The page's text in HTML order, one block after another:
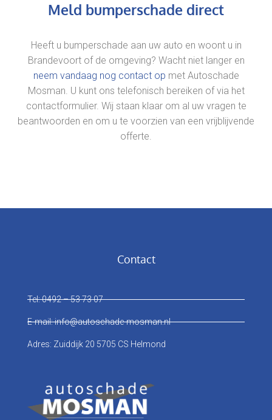
Meld bumperschade direct
Heeft u bumperschade aan uw auto en woont u in
Brandevoort of de omgeving? Wacht niet langer en
neem vandaag nog contact op met Autoschade
Mosman. U kunt ons telefonisch bereiken of via het
contactformulier. Wij staan klaar om al uw vragen te
beantwoorden en om u te voorzien van een vrijblijvende
offerte.
Contact
Tel: 0492 – 53 73 07
E-mail: info@autoschade-mosman.nl
Adres: Zuiddijk 20 5705 CS Helmond